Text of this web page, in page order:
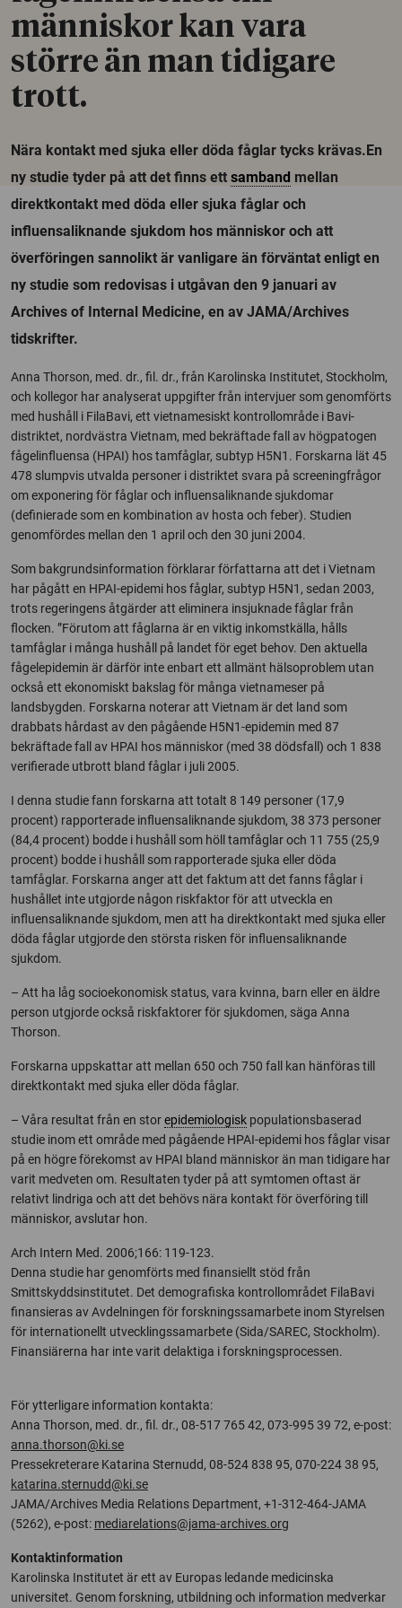
människor kan vara
större än man tidigare
trott.
Nära kontakt med sjuka eller döda fåglar tycks krävas.En
ny studie tyder på att det finns ett samband mellan
direktkontakt med döda eller sjuka fåglar och
influensaliknande sjukdom hos människor och att
överföringen sannolikt är vanligare än förväntat enligt en
ny studie som redovisas i utgåvan den 9 januari av
Archives of Internal Medicine, en av JAMA/Archives
tidskrifter.
Anna Thorson, med. dr., fil. dr., från Karolinska Institutet, Stockholm,
och kollegor har analyserat uppgifter från intervjuer som genomförts
med hushåll i FilaBavi, ett vietnamesiskt kontrollområde i Bavi-
distriktet, nordvästra Vietnam, med bekräftade fall av högpatogen
fågelinfluensa (HPAI) hos tamfåglar, subtyp H5N1. Forskarna lät 45
478 slumpvis utvalda personer i distriktet svara på screeningfrågor
om exponering för fåglar och influensaliknande sjukdomar
(definierade som en kombination av hosta och feber). Studien
genomfördes mellan den 1 april och den 30 juni 2004.
Som bakgrundsinformation förklarar författarna att det i Vietnam
har pågått en HPAI-epidemi hos fåglar, subtyp H5N1, sedan 2003,
trots regeringens åtgärder att eliminera insjuknade fåglar från
flocken. ”Förutom att fåglarna är en viktig inkomstkälla, hålls
tamfåglar i många hushåll på landet för eget behov. Den aktuella
fågelepidemin är därför inte enbart ett allmänt hälsoproblem utan
också ett ekonomiskt bakslag för många vietnameser på
landsbygden. Forskarna noterar att Vietnam är det land som
drabbats hårdast av den pågående H5N1-epidemin med 87
bekräftade fall av HPAI hos människor (med 38 dödsfall) och 1 838
verifierade utbrott bland fåglar i juli 2005.
I denna studie fann forskarna att totalt 8 149 personer (17,9
procent) rapporterade influensaliknande sjukdom, 38 373 personer
(84,4 procent) bodde i hushåll som höll tamfåglar och 11 755 (25,9
procent) bodde i hushåll som rapporterade sjuka eller döda
tamfåglar. Forskarna anger att det faktum att det fanns fåglar i
hushållet inte utgjorde någon riskfaktor för att utveckla en
influensaliknande sjukdom, men att ha direktkontakt med sjuka eller
döda fåglar utgjorde den största risken för influensaliknande
sjukdom.
– Att ha låg socioekonomisk status, vara kvinna, barn eller en äldre
person utgjorde också riskfaktorer för sjukdomen, säga Anna
Thorson.
Forskarna uppskattar att mellan 650 och 750 fall kan hänföras till
direktkontakt med sjuka eller döda fåglar.
– Våra resultat från en storepidemiologisk populationsbaserad
studie inom ett område med pågående HPAI-epidemi hos fåglar visar
på en högre förekomst av HPAI bland människor än man tidigare har
varit medveten om. Resultaten tyder på att symtomen oftast är
relativt lindriga och att det behövs nära kontakt för överföring till
människor, avslutar hon.
Arch Intern Med. 2006;166: 119-123.
Denna studie har genomförts med finansiellt stöd från
Smittskyddsinstitutet. Det demografiska kontrollområdet FilaBavi
finansieras av Avdelningen för forskningssamarbete inom Styrelsen
för internationellt utvecklingssamarbete (Sida/SAREC, Stockholm).
Finansiärerna har inte varit delaktiga i forskningsprocessen.
För ytterligare information kontakta:
Anna Thorson, med. dr., fil. dr., 08-517 765 42, 073-995 39 72, e-post:
anna.thorson@ki.se
Pressekreterare Katarina Sternudd, 08-524 838 95, 070-224 38 95,
katarina.sternudd@ki.se
JAMA/Archives Media Relations Department, +1-312-464-JAMA
(5262), e-post: mediarelations@jama-archives.org
Kontaktinformation
Karolinska Institutet är ett av Europas ledande medicinska
universitet. Genom forskning, utbildning och information medverkar